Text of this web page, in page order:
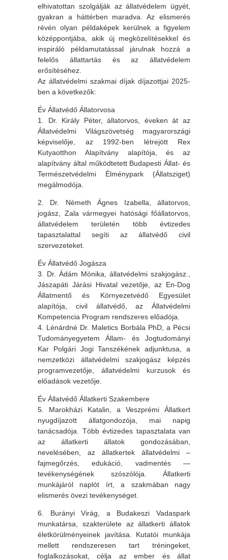
elhivatottan szolgálják az állatvédelem ügyét,
gyakran a háttérben maradva. Az elismerés
révén olyan példaképek kerülnek a figyelem
középpontjába, akik új megközelítésekkel és
inspiráló példamutatással járulnak hozzá a
felelős állattartás és az állatvédelem
erősítéséhez.
Az állatvédelmi szakmai díjak díjazottjai 2025-
ben a következők:
Év Állatvédő Állatorvosa
1. Dr. Király Péter, állatorvos, éveken át az
Állatvédelmi Világszövetség magyarországi
képviselője, az 1992-ben létrejött Rex
Kutyaotthon Alapítvány alapítója, és az
alapítvány által működtetett Budapesti Állat- és
Természetvédelmi Élménypark (Állatsziget)
megálmodója.
2. Dr. Németh Ágnes Izabella, állatorvos,
jogász, Zala vármegyei hatósági főállatorvos,
állatvédelem területén több évtizedes
tapasztalattal segíti az állatvédő civil
szervezeteket.
Év Állatvédő Jogásza
3. Dr. Ádám Mónika, állatvédelmi szakjogász.,
Jászapáti Járási Hivatal vezetője, az En-Dog
Állatmentő és Környezetvédő Egyesület
alapítója, civil állatvédő, az Állatvédelmi
Kompetencia Program rendszeres előadója.
4. Lénárdné Dr. Maletics Borbála PhD, a Pécsi
Tudományegyetem Állam- és Jogtudományi
Kar Polgári Jogi Tanszékének adjunktusa, a
nemzetközi állatvédelmi szakjogász képzés
programvezetője, állatvédelmi kurzusok és
előadások vezetője.
Év Állatvédő Állatkerti Szakembere
5. Marokházi Katalin, a Veszprémi Állatkert
nyugdíjazott állatgondozója, mai napig
tanácsadója. Több évtizedes tapasztalata van
az állatkerti állatok gondozásában,
nevelésében, az állatkertek állatvédelmi –
fajmegőrzés, edukáció, vadmentés —
tevékenységének szószólója. Állatkerti
munkájáról naplót írt, a szakmában nagy
elismerés övezi tevékenységet.
6. Burányi Virág, a Budakeszi Vadaspark
munkatársa, szakterülete az állatkerti állatok
életkörülményeinek javítása. Kutatói munkája
mellett rendszeresen tart tréningeket,
foglalkozásokat, célja az ember és állat